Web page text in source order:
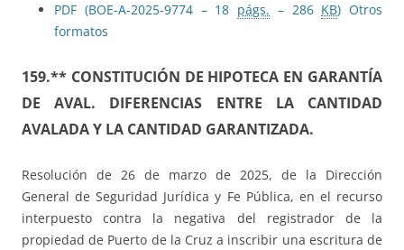
PDF (BOE-A-2025-9774 – 18 págs. – 286 KB) Otros
formatos
159.** CONSTITUCIÓN DE HIPOTECA EN GARANTÍA
DE AVAL. DIFERENCIAS ENTRE LA CANTIDAD
AVALADA Y LA CANTIDAD GARANTIZADA.
Resolución de 26 de marzo de 2025, de la Dirección
General de Seguridad Jurídica y Fe Pública, en el recurso
interpuesto contra la negativa del registrador de la
propiedad de Puerto de la Cruz a inscribir una escritura de